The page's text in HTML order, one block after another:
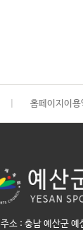
홈페이지이용
주소 : 충남 예산군